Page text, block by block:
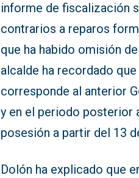
informe de fiscalización
contrarios a reparos
que ha habido omisión
alcalde ha recordado
corresponde al anterior
y en el periodo posterior
posesión a partir del 13
Dolón ha explicado que